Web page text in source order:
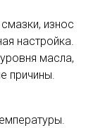
износ
настройка.
масла,
причины.